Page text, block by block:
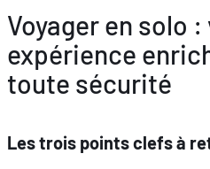
Voyager en solo
expérience
toute sécurité
Les trois points clefs à